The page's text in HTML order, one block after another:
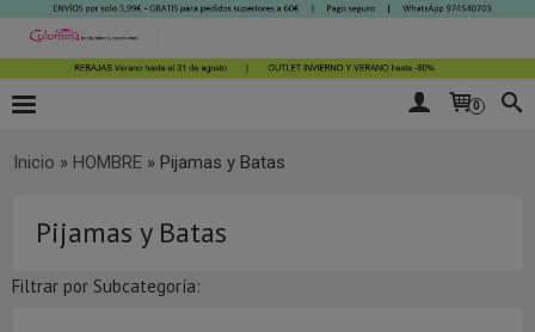
0
Inicio » HOMBRE » Pijamas y Batas
Pijamas y Batas
Filtrar por Subcategoría: